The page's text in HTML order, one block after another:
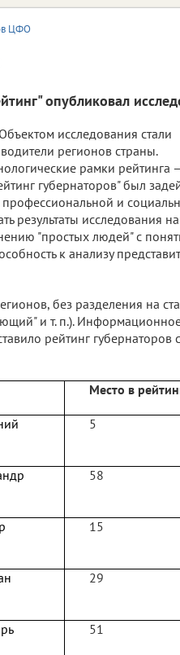
ЦФО
опубликовал
Объектом исследования стали
регионов страны.
рамки рейтинга
губернаторов" был
и
результаты исследования
"простых людей" с
к анализу
без разделения на
и т. п.). Информационное
рейтинг губернаторов
Место в
5
58
15
29
51